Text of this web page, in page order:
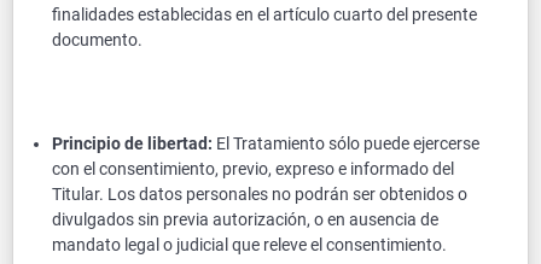
finalidades establecidas en el artículo cuarto del presente
documento.
Principio de libertad: El Tratamiento sólo puede ejercerse
con el consentimiento, previo, expreso e informado del
Titular. Los datos personales no podrán ser obtenidos o
divulgados sin previa autorización, o en ausencia de
mandato legal o judicial que releve el consentimiento.